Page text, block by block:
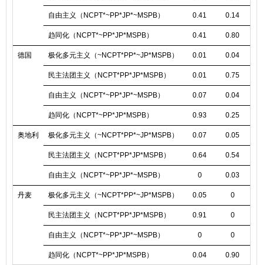
自由主义（NCPT*~PP*JP*~MSPB） 0.41 0.14
趋同化（NCPT*~PP*JP*MSPB） 0.41 0.80
德国 极化多元主义（~NCPT*PP*~JP*MSPB） 0.01 0.04
民主法团主义（NCPT*PP*JP*MSPB） 0.01 0.75
自由主义（NCPT*~PP*JP*~MSPB） 0.07 0.04
趋同化（NCPT*~PP*JP*MSPB） 0.93 0.25
奥地利 极化多元主义（~NCPT*PP*~JP*MSPB） 0.07 0.05
民主法团主义（NCPT*PP*JP*MSPB） 0.64 0.54
自由主义（NCPT*~PP*JP*~MSPB） 0 0.03
丹麦 极化多元主义（~NCPT*PP*~JP*MSPB） 0.05 0
民主法团主义（NCPT*PP*JP*MSPB） 0.91 0
自由主义（NCPT*~PP*JP*~MSPB） 0 0
趋同化（NCPT*~PP*JP*MSPB） 0.04 0.90